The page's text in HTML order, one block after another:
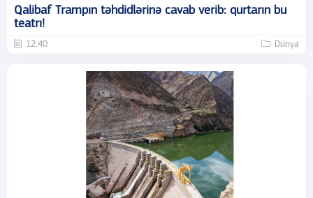
Qalibaf Trampın təhdidlərinə cavab verib: qurtarın bu
teatrı!
12:40 Dünya